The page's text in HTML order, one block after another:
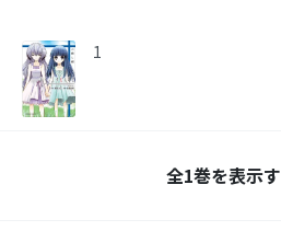
1
全1巻を表示